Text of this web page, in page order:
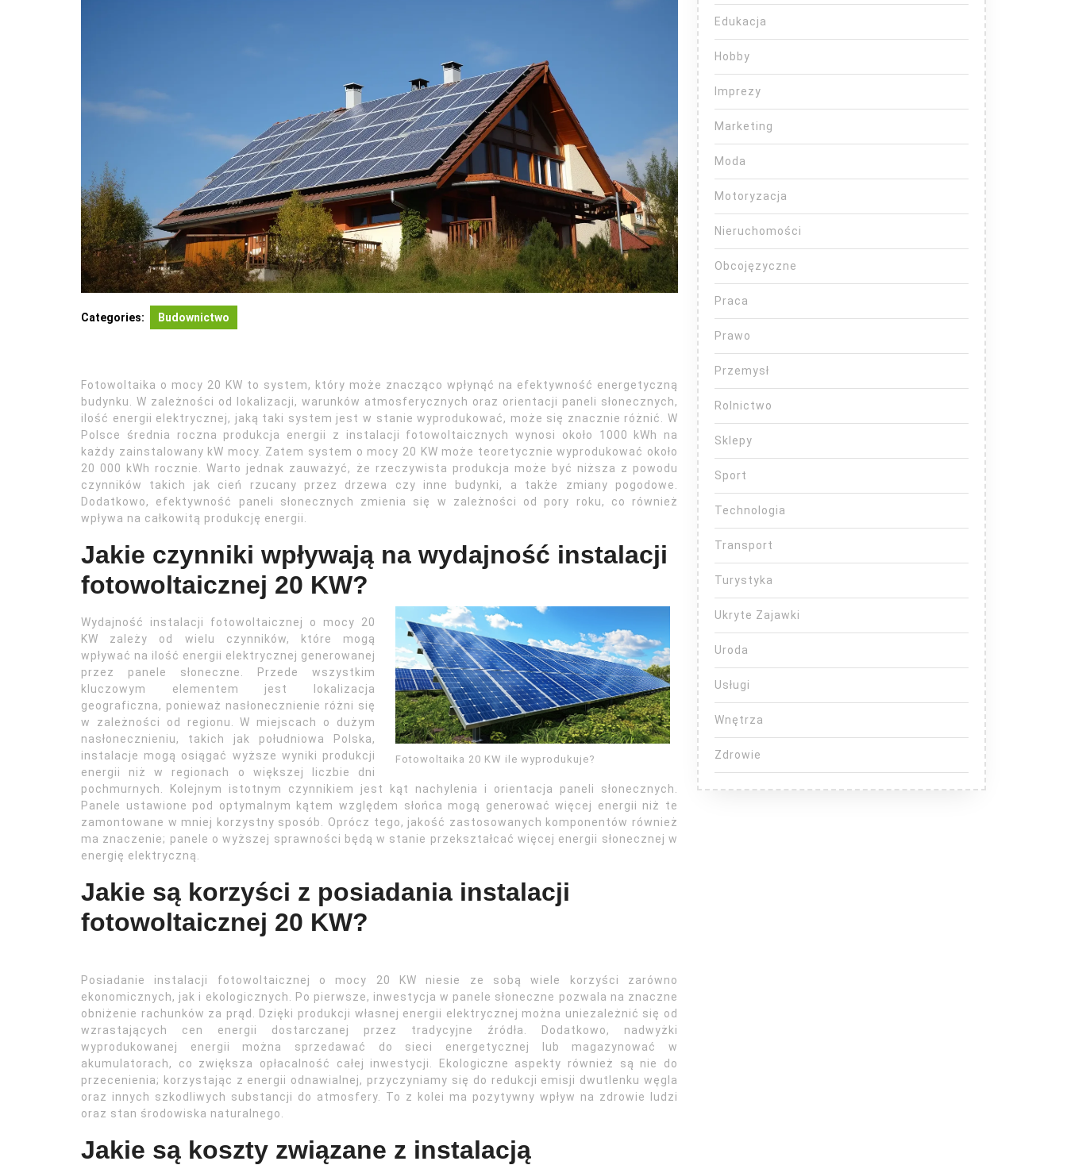
Categories: Budownictwo
Fotowoltaika o mocy 20 KW to system, który może znacząco wpłynąć na efektywność energetyczną
budynku. W zależności od lokalizacji, warunków atmosferycznych oraz orientacji paneli słonecznych,
ilość energii elektrycznej, jaką taki system jest w stanie wyprodukować, może się znacznie różnić. W
Polsce średnia roczna produkcja energii z instalacji fotowoltaicznych wynosi około 1000 kWh na
każdy zainstalowany kW mocy. Zatem system o mocy 20 KW może teoretycznie wyprodukować około
20 000 kWh rocznie. Warto jednak zauważyć, że rzeczywista produkcja może być niższa z powodu
czynników takich jak cień rzucany przez drzewa czy inne budynki, a także zmiany pogodowe.
Dodatkowo, efektywność paneli słonecznych zmienia się w zależności od pory roku, co również
wpływa na całkowitą produkcję energii.
Jakie czynniki wpływają na wydajność instalacji
fotowoltaicznej 20 KW?
Fotowoltaika 20 KW ile wyprodukuje?
Wydajność instalacji fotowoltaicznej o mocy 20
KW zależy od wielu czynników, które mogą
wpływać na ilość energii elektrycznej generowanej
przez panele słoneczne. Przede wszystkim
kluczowym elementem jest lokalizacja
geograficzna, ponieważ nasłonecznienie różni się
w zależności od regionu. W miejscach o dużym
nasłonecznieniu, takich jak południowa Polska,
instalacje mogą osiągać wyższe wyniki produkcji
energii niż w regionach o większej liczbie dni
pochmurnych. Kolejnym istotnym czynnikiem jest kąt nachylenia i orientacja paneli słonecznych.
Panele ustawione pod optymalnym kątem względem słońca mogą generować więcej energii niż te
zamontowane w mniej korzystny sposób. Oprócz tego, jakość zastosowanych komponentów również
ma znaczenie; panele o wyższej sprawności będą w stanie przekształcać więcej energii słonecznej w
energię elektryczną.
Jakie są korzyści z posiadania instalacji
fotowoltaicznej 20 KW?
Posiadanie instalacji fotowoltaicznej o mocy 20 KW niesie ze sobą wiele korzyści zarówno
ekonomicznych, jak i ekologicznych. Po pierwsze, inwestycja w panele słoneczne pozwala na znaczne
obniżenie rachunków za prąd. Dzięki produkcji własnej energii elektrycznej można uniezależnić się od
wzrastających cen energii dostarczanej przez tradycyjne źródła. Dodatkowo, nadwyżki
wyprodukowanej energii można sprzedawać do sieci energetycznej lub magazynować w
akumulatorach, co zwiększa opłacalność całej inwestycji. Ekologiczne aspekty również są nie do
przecenienia; korzystając z energii odnawialnej, przyczyniamy się do redukcji emisji dwutlenku węgla
oraz innych szkodliwych substancji do atmosfery. To z kolei ma pozytywny wpływ na zdrowie ludzi
oraz stan środowiska naturalnego.
Jakie są koszty związane z instalacją
Edukacja
Hobby
Imprezy
Marketing
Moda
Motoryzacja
Nieruchomości
Obcojęzyczne
Praca
Prawo
Przemysł
Rolnictwo
Sklepy
Sport
Technologia
Transport
Turystyka
Ukryte Zajawki
Uroda
Usługi
Wnętrza
Zdrowie